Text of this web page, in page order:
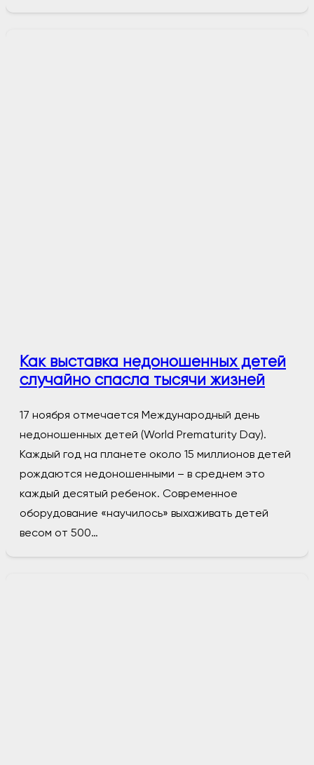
Как выставка недоношенных детей
случайно спасла тысячи жизней
17 ноября отмечается Международный день
недоношенных детей (World Prematurity Day).
Каждый год на планете около 15 миллионов детей
рождаются недоношенными – в среднем это
каждый десятый ребенок. Современное
оборудование «научилось» выхаживать детей
весом от 500…